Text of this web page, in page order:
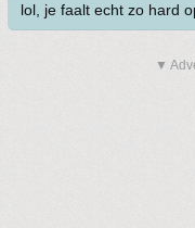
lol, je faalt echt zo hard
▼